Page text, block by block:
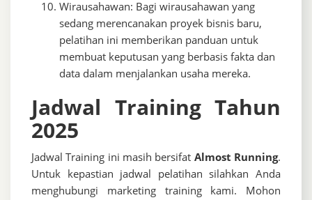
Wirausahawan: Bagi wirausahawan yang
sedang merencanakan proyek bisnis baru,
pelatihan ini memberikan panduan untuk
membuat keputusan yang berbasis fakta dan
data dalam menjalankan usaha mereka.
Jadwal Training Tahun
2025
Jadwal Training ini masih bersifat Almost Running.
Untuk kepastian jadwal pelatihan silahkan Anda
menghubungi marketing training kami. Mohon